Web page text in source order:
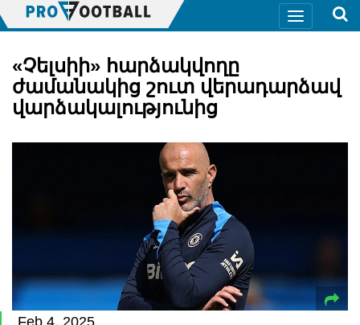
«Չելսիի» հարձակվողը
ժամանակից շուտ վերադարձավ
վարձակալությունից
Feb 4, 2025